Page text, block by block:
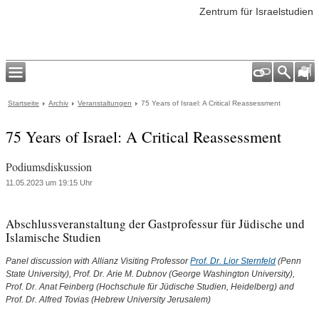
Zentrum für Israelstudien
Startseite Archiv Veranstaltungen 75 Years of Israel: A Critical Reassessment
75 Years of Israel: A Critical Reassessment
Podiumsdiskussion
11.05.2023 um 19:15 Uhr
Abschlussveranstaltung der Gastprofessur für Jüdische und
Islamische Studien
Panel discussion with Allianz Visiting ProfessorProf. Dr. Lior Sternfeld (Penn
State University), Prof. Dr. Arie M. Dubnov (George Washington University),
Prof. Dr. Anat Feinberg (Hochschule für Jüdische Studien, Heidelberg) and
Prof. Dr. Alfred Tovias (Hebrew University Jerusalem)